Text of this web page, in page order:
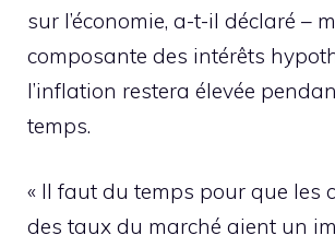
sur l’économie, a-t-il déclaré –
composante des intérêts
l’inflation restera élevée
temps.
« Il faut du temps pour que les
des taux du marché aient un